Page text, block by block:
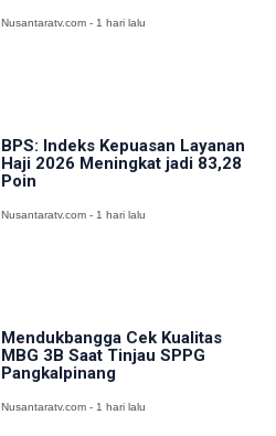
Nusantaratv.com - 1 hari lalu
BPS: Indeks Kepuasan Layanan
Haji 2026 Meningkat jadi 83,28
Poin
Nusantaratv.com - 1 hari lalu
Mendukbangga Cek Kualitas
MBG 3B Saat Tinjau SPPG
Pangkalpinang
Nusantaratv.com - 1 hari lalu